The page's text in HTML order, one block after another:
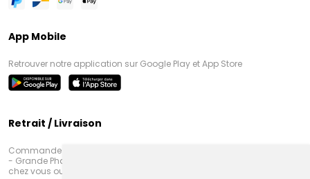
App Mobile
Retrouver notre application sur Google Play et App Store
Retrait / Livraison
Commandez en ligne et venez chercher votre commande à Amiens
- Grande Pharmacie d’Amiens (Fachon) ou recevez-là rapidement
chez vous ou en point retrait